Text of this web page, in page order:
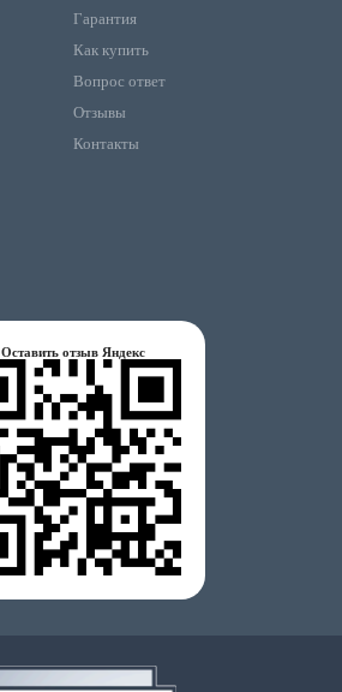
Гарантия
Как купить
Вопрос ответ
Отзывы
Контакты
Оставить отзыв Яндекс